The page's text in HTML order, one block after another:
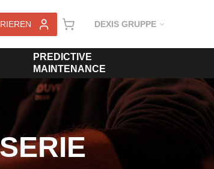
DEXIS GRUPPE
PREDICTIVE
MAINTENANCE